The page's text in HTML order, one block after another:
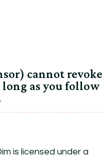
cannot revoke
long as you follow
is licensed under a